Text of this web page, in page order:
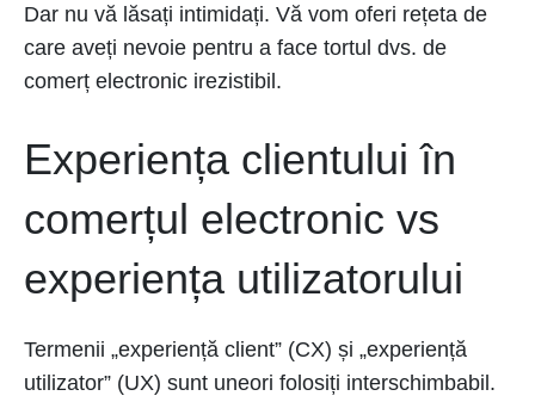
Dar nu vă lăsați intimidați. Vă vom oferi rețeta de
care aveți nevoie pentru a face tortul dvs. de
comerț electronic irezistibil.
Experiența clientului în
comerțul electronic vs
experiența utilizatorului
Termenii „experiență client” (CX) și „experiență
utilizator” (UX) sunt uneori folosiți interschimbabil.